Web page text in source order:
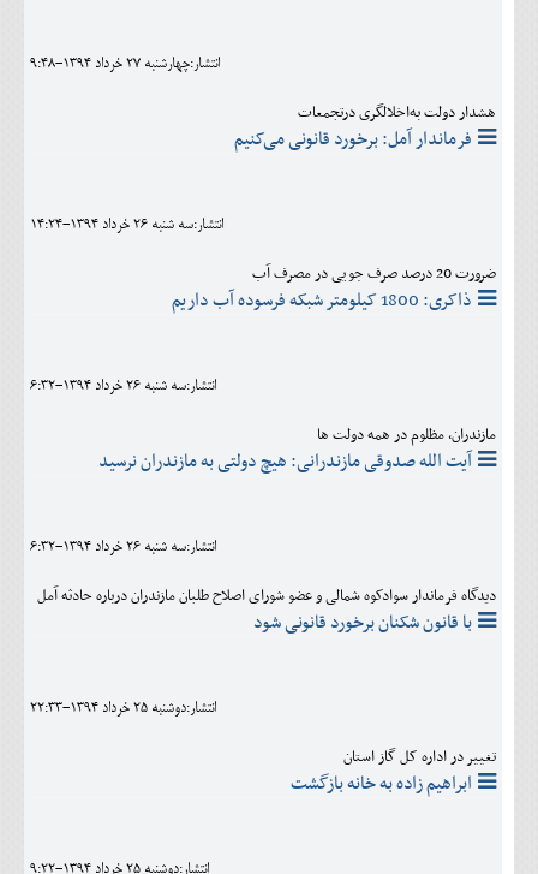
انتشار:چهارشنبه 27 خرداد 1394-9:48
هشدار دولت به‌اخلالگری درتجمعات
فرماندار آمل: برخورد قانونی می‌کنیم
انتشار:سه شنبه 26 خرداد 1394-14:24
ضرورت 20 درصد صرف جویی در مصرف آب
ذاکری: 1800 کیلومتر شبکه فرسوده آب داریم
انتشار:سه شنبه 26 خرداد 1394-6:32
مازندران، مظلوم در همه دولت ها
آیت الله صدوقی مازندرانی: هیچ دولتی به مازندران نرسید
انتشار:سه شنبه 26 خرداد 1394-6:32
دیدگاه فرماندار سوادکوه شمالی و عضو شورای اصلاح طلبان مازندران درباره حادثه آمل
با قانون شکنان برخورد قانونی شود
انتشار:دوشنبه 25 خرداد 1394-22:33
تغییر در اداره کل گاز استان
ابراهیم زاده به خانه بازگشت
انتشار:دوشنبه 25 خرداد 1394-9:22